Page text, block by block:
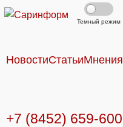
Темный режим
НовостиСтатьиМнения
+7 (8452) 659-600